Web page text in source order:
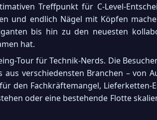
Treffpunkt für C-Level-
und endlich Nägel mit Köpfen
bis hin zu den neuesten
hat.
Tour für Technik-Nerds. Die
verschiedensten Branchen – von
den Fachkräftemangel,
oder eine bestehende Flotte